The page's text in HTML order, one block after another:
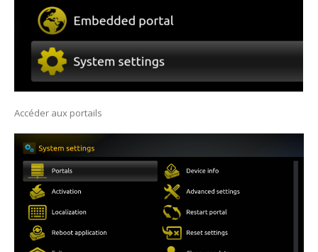
Accéder aux portails